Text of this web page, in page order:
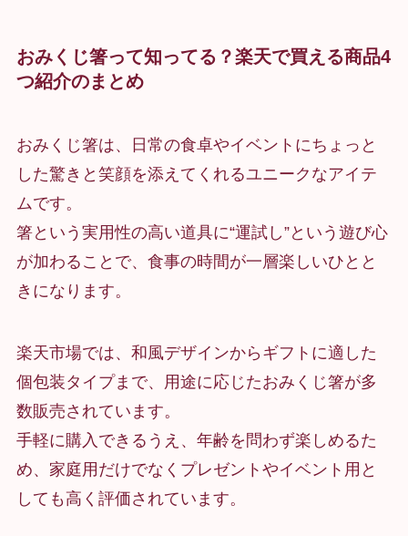
おみくじ箸って知ってる？楽天で買える商品4
つ紹介のまとめ
おみくじ箸は、日常の食卓やイベントにちょっと
した驚きと笑顔を添えてくれるユニークなアイテ
ムです。
箸という実用性の高い道具に“運試し”という遊び心
が加わることで、食事の時間が一層楽しいひとと
きになります。
楽天市場では、和風デザインからギフトに適した
個包装タイプまで、用途に応じたおみくじ箸が多
数販売されています。
手軽に購入できるうえ、年齢を問わず楽しめるた
め、家庭用だけでなくプレゼントやイベント用と
しても高く評価されています。